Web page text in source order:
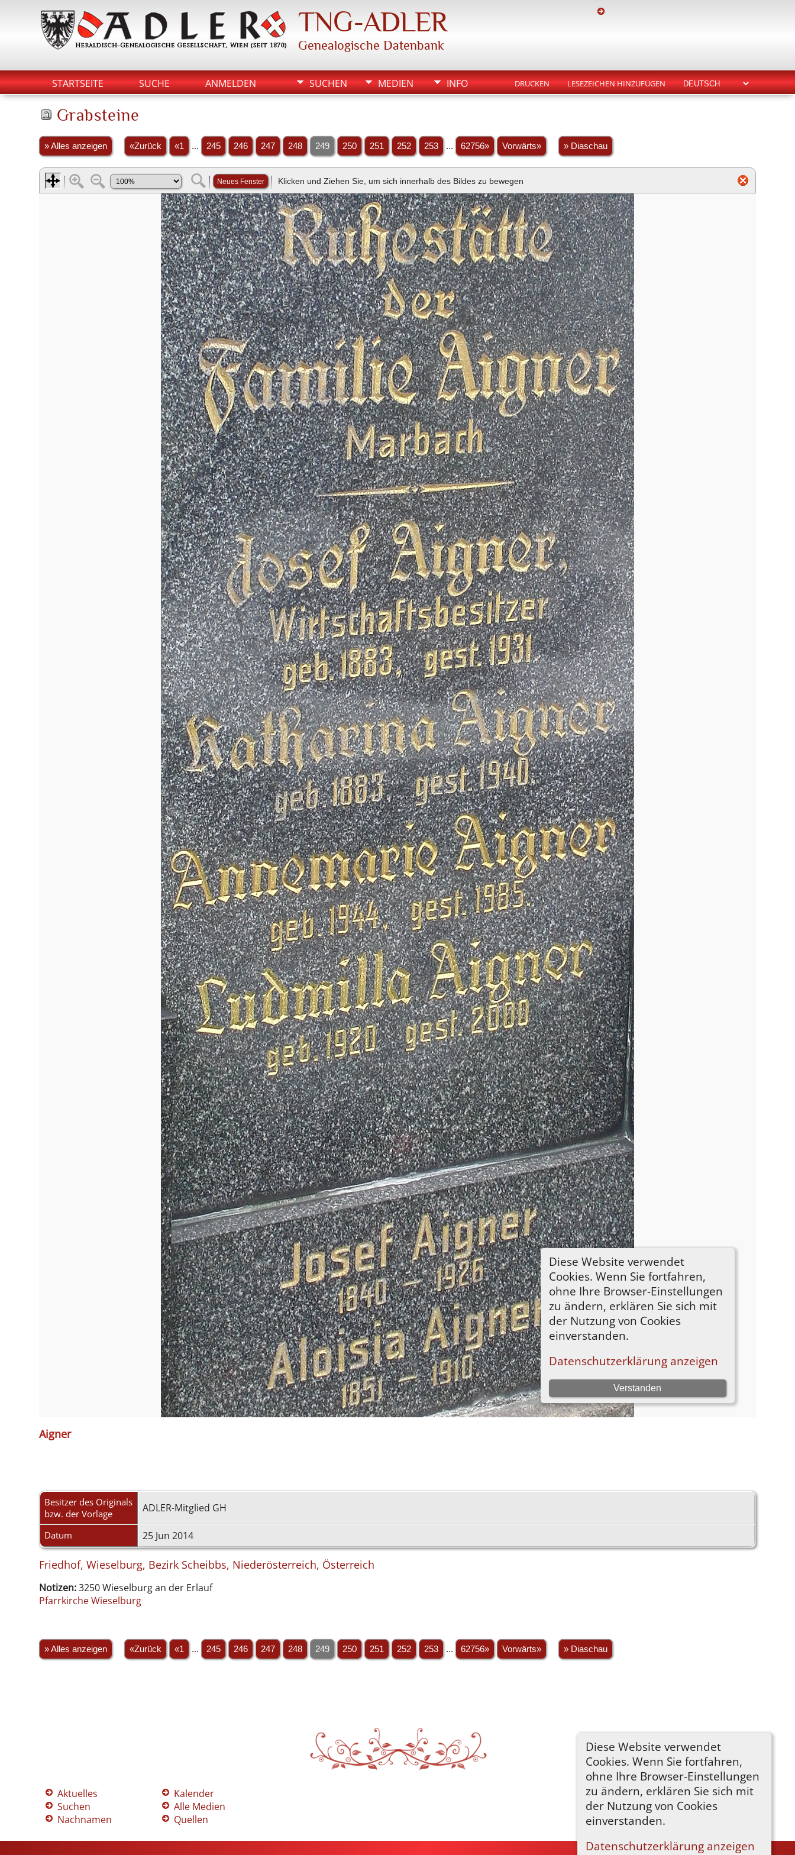
TNG-ADLER
Genealogische Datenbank
STARTSEITE SUCHE ANMELDEN SUCHEN MEDIEN INFO DRUCKEN LESEZEICHEN HINZUFÜGEN
Diese Website verwendet
Cookies. Wenn Sie fortfahren,
ohne Ihre Browser-Einstellungen
zu ändern, erklären Sie sich mit
der Nutzung von Cookies
einverstanden.
Datenschutzerklärung anzeigen
Grabsteine
» Alles anzeigen «Zurück «1 ... 245 246 247 248 249 250 251 252 253 ... 62756» Vorwärts» » Diaschau
Aigner
Besitzer des Originals
bzw. der Vorlage
ADLER-Mitglied GH
Datum 25 Jun 2014
Friedhof, Wieselburg, Bezirk Scheibbs, Niederösterreich, Österreich
Notizen:3250 Wieselburg an der Erlauf
Pfarrkirche Wieselburg
» Alles anzeigen «Zurück «1 ... 245 246 247 248 249 250 251 252 253 ... 62756» Vorwärts» » Diaschau
Aktuelles
Suchen
Nachnamen
Kalender
Alle Medien
Quellen